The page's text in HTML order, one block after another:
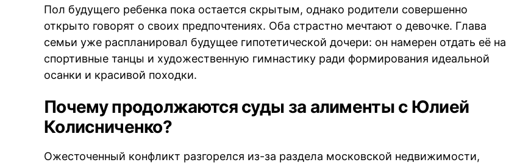
Пол будущего ребенка пока остается скрытым, однако родители совершенно
открыто говорят о своих предпочтениях. Оба страстно мечтают о девочке. Глава
семьи уже распланировал будущее гипотетической дочери: он намерен отдать её на
спортивные танцы и художественную гимнастику ради формирования идеальной
осанки и красивой походки.
Почему продолжаются суды за алименты с Юлией
Колисниченко?
Ожесточенный конфликт разгорелся из-за раздела московской недвижимости,